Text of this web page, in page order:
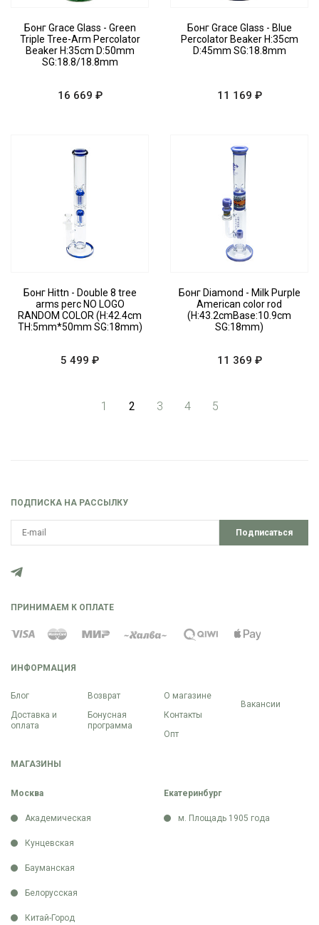
Бонг Grace Glass - Green
Triple Tree-Arm Percolator
Beaker H:35cm D:50mm
SG:18.8/18.8mm
16 669 ₽
Бонг Grace Glass - Blue
Percolator Beaker H:35cm
D:45mm SG:18.8mm
11 169 ₽
Бонг Hittn - Double 8 tree
arms perc NO LOGO
RANDOM COLOR (H:42.4cm
TH:5mm*50mm SG:18mm)
5 499 ₽
Бонг Diamond - Milk Purple
American color rod
(H:43.2cmBase:10.9cm
SG:18mm)
11 369 ₽
1 2 3 4 5
ИНФОРМАЦИЯ
Блог
Доставка и
оплата
Возврат
Бонусная
программа
О магазине
Контакты
Опт
Вакансии
МАГАЗИНЫ
Москва
Академическая
Кунцевская
Бауманская
Белорусская
Китай-Город
Екатеринбург
м. Площадь 1905 года
ПОДПИСКА НА РАССЫЛКУ
Подписаться
ПРИНИМАЕМ К ОПЛАТЕ